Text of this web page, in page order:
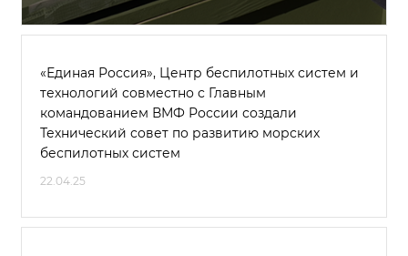
«Единая Россия», Центр беспилотных систем и
технологий совместно с Главным
командованием ВМФ России создали
Технический совет по развитию морских
беспилотных систем
22.04.25